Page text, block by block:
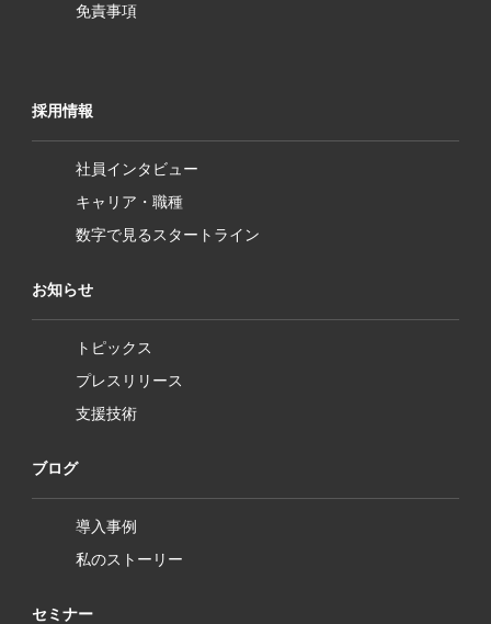
免責事項
採用情報
社員インタビュー
キャリア・職種
数字で見るスタートライン
お知らせ
トピックス
プレスリリース
支援技術
ブログ
導入事例
私のストーリー
セミナー